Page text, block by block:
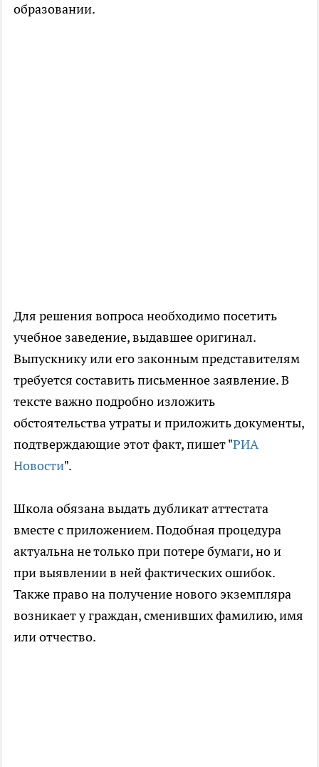
образовании.
Для решения вопроса необходимо посетить
учебное заведение, выдавшее оригинал.
Выпускнику или его законным представителям
требуется составить письменное заявление. В
тексте важно подробно изложить
обстоятельства утраты и приложить документы,
подтверждающие этот факт, пишет "РИА
Новости".
Школа обязана выдать дубликат аттестата
вместе с приложением. Подобная процедура
актуальна не только при потере бумаги, но и
при выявлении в ней фактических ошибок.
Также право на получение нового экземпляра
возникает у граждан, сменивших фамилию, имя
или отчество.